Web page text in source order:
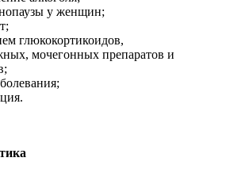
у женщин;
глюкокортикоидов,
мочегонных препаратов и